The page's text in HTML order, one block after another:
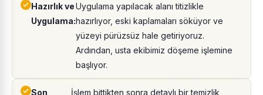
Hazırlık ve
Uygulama:
Uygulama yapılacak alanı titizlikle
hazırlıyor, eski kaplamaları söküyor ve
yüzeyi pürüzsüz hale getiriyoruz.
Ardından, usta ekibimiz döşeme işlemine
başlıyor.
Son
İşlem bittikten sonra detaylı bir temizlik